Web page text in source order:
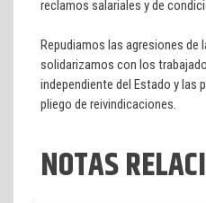
reclamos salariales y de
Repudiamos las agresiones de
solidarizamos con los
independiente del Estado y las
pliego de reivindicaciones.
NOTAS